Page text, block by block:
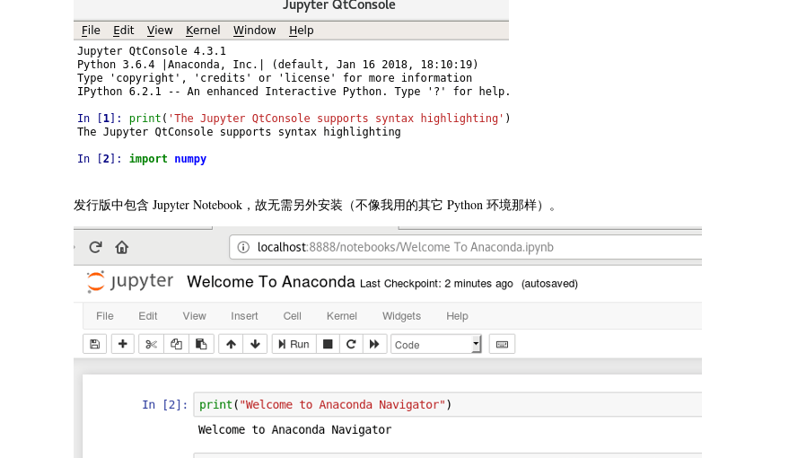
发行版中包含 Jupyter Notebook，故无需另外安装（不像我用的其它 Python 环境那样）。